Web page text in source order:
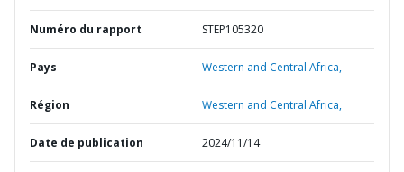
Numéro du rapport STEP105320
Pays Western and Central Africa,
Région Western and Central Africa,
Date de publication 2024/11/14